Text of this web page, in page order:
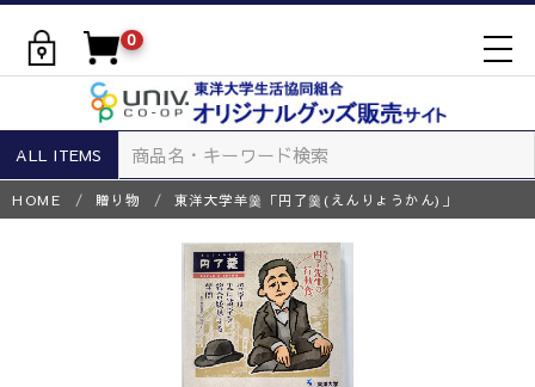
0
ALL ITEMS
HOME 贈り物 東洋大学羊羹「円了羹(えんりょうかん)」